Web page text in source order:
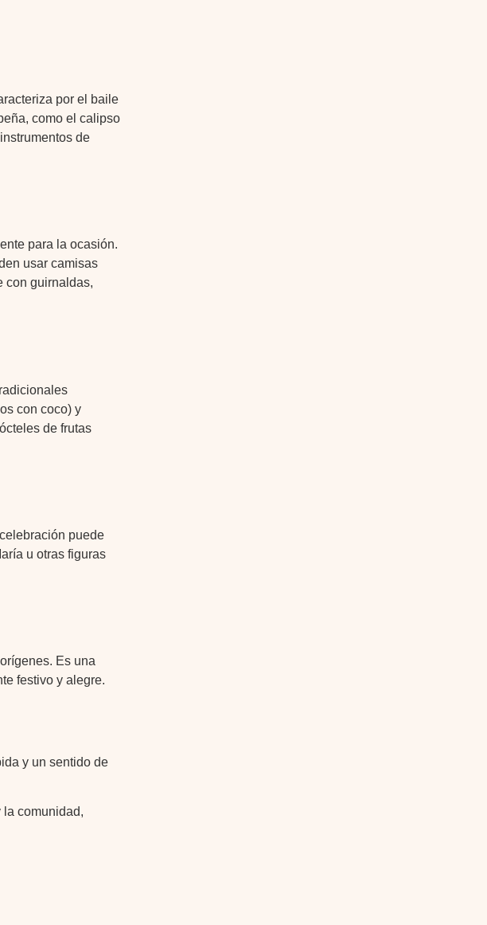
por el baile
como el calipso
de
para la ocasión.
usar camisas
con guirnaldas,
con coco) y
de frutas
puede
u otras figuras
Es una
festivo y alegre.
y un sentido de
la comunidad,